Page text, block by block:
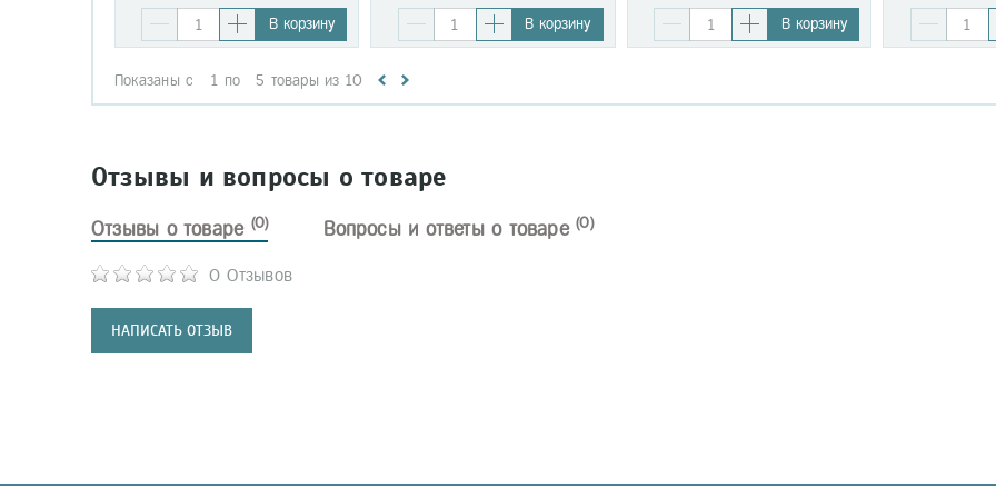
В корзину В корзину В корзину
Показаны с 1 по 5 товары из 10
Отзывы и вопросы о товаре
Отзывы о товаре (0)
0 Отзывов
НАПИСАТЬ ОТЗЫВ
Вопросы и ответы о товаре(0)